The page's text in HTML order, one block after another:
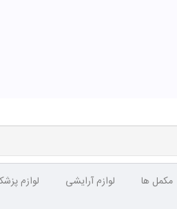
مکمل ها لوازم آرایشی لوازم